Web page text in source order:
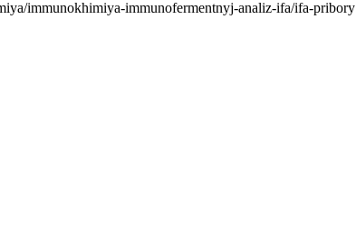
immunokhimiya-immunofermentnyj-analiz-ifa/ifa-pribory